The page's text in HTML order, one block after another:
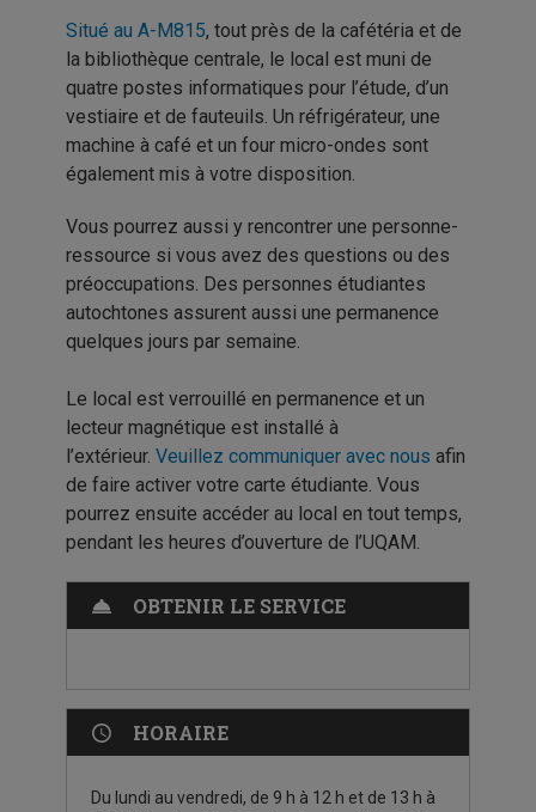
Situé au A-M815, tout près de la cafétéria et de
la bibliothèque centrale, le local est muni de
quatre postes informatiques pour l’étude, d’un
vestiaire et de fauteuils. Un réfrigérateur, une
machine à café et un four micro-ondes sont
également mis à votre disposition.
Vous pourrez aussi y rencontrer une personne-
ressource si vous avez des questions ou des
préoccupations. Des personnes étudiantes
autochtones assurent aussi une permanence
quelques jours par semaine.
Le local est verrouillé en permanence et un
lecteur magnétique est installé à
l’extérieur. Veuillez communiquer avec nous afin
de faire activer votre carte étudiante. Vous
pourrez ensuite accéder au local en tout temps,
pendant les heures d’ouverture de l’UQAM.
OBTENIR LE SERVICE
HORAIRE
Du lundi au vendredi, de 9 h à 12 h et de 13 h à